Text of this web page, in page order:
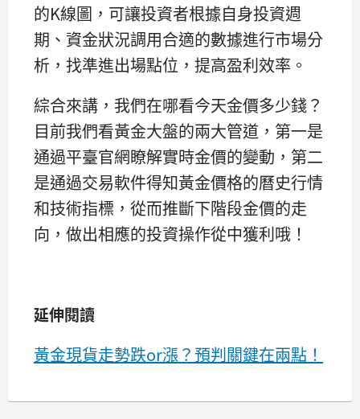
的K線圖，可讓投資者根據自身投資週
期、資金狀況調用合適的數據進行市場分
析，找準進出場點位，提高盈利效率。
綜合來講，我們在哪看今天金價多少錢？
目前我們看黃金大盤的兩大管道，第一是
通過平臺官網瞭解實時金價的變動，第二
是通過交易軟件得知黃金價格的曆史行情
和技術指標，從而推斷下階段金價的走
向，做出相應的投資操作從中獲利哦！
延伸閱讀
黃金現貨走勢跌or漲？預判關鍵在兩點！